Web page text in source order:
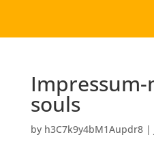
souls
by h3C7k9y4bM1Aupdr8|